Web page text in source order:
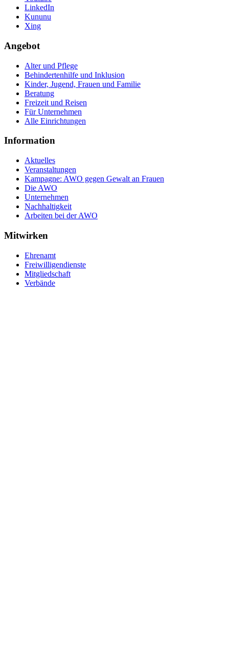
LinkedIn
Kununu
Xing
Angebot
Alter und Pflege
Behindertenhilfe und Inklusion
Kinder, Jugend, Frauen und Familie
Beratung
Freizeit und Reisen
Für Unternehmen
Alle Einrichtungen
Information
Aktuelles
Veranstaltungen
Kampagne: AWO gegen Gewalt an Frauen
Die AWO
Unternehmen
Nachhaltigkeit
Arbeiten bei der AWO
Mitwirken
Ehrenamt
Freiwilligendienste
Mitgliedschaft
Verbände